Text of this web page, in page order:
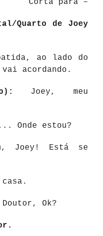
Corta para –
Quarto de Joey
ao lado do
acordando.
Joey, meu
Onde estou?
Joey! Está se
Ok?